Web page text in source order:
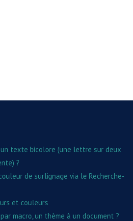
un texte bicolore (une lettre sur deux
?
de surlignage via le Recherche-
et couleurs
macro, un thème à un document ?